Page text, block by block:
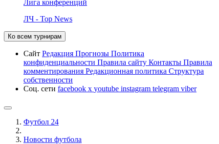
Лига конференций
ЛЧ - Top News
Ко всем турнирам
Сайт Редакция Прогнозы Политика
конфиденциальности Правила сайту Контакты Правила
комментирования Редакционная политика Структура
собственности
Соц. сети facebook x youtube instagram telegram viber
Футбол 24
Новости футбола